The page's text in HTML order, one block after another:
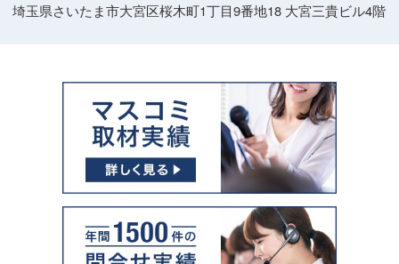
埼玉県さいたま市大宮区桜木町1丁目9番地18 大宮三貴ビル4階